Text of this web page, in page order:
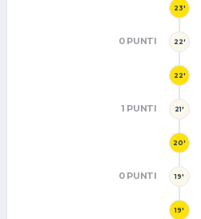
23'
22'
0 PUNTI
22'
21'
1 PUNTI
20'
19'
0 PUNTI
19'